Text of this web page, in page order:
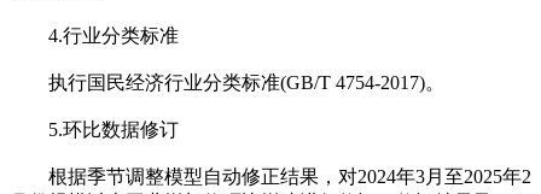
4.行业分类标准
执行国民经济行业分类标准(GB/T 4754-2017)。
5.环比数据修订
根据季节调整模型自动修正结果，对2024年3月至2025年2